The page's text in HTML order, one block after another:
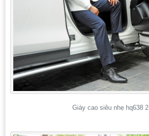
Giày cao siêu nhẹ hq638 2